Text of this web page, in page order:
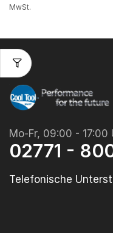
MwSt.
Mo-Fr, 09:00 - 17:00
02771 -
Telefonische